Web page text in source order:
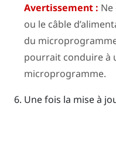
Avertissement :
ou le câble
du
pourrait conduire à
microprogramme.
Une fois la mise à